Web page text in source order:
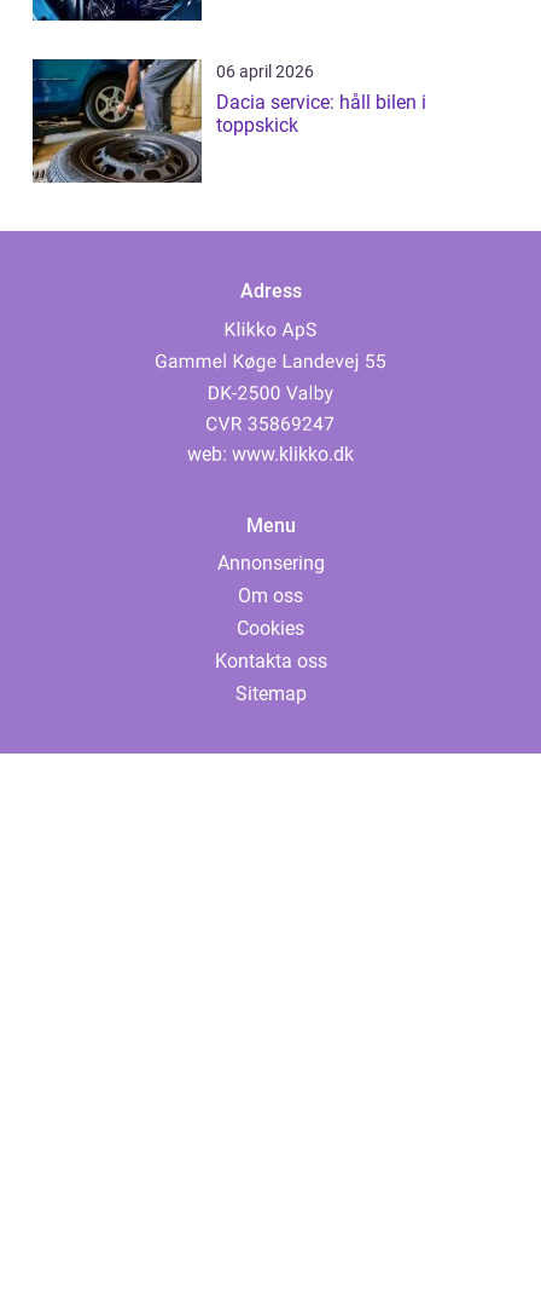
06 april 2026
Dacia service: håll bilen i
toppskick
Adress
web: www.klikko.dk
Menu
Annonsering
Om oss
Cookies
Kontakta oss
Sitemap